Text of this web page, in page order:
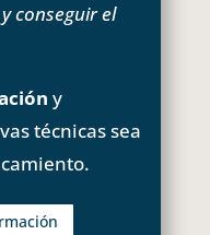
conseguir el
y
técnicas sea